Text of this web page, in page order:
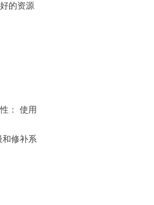
的资源
： 使用
和修补系